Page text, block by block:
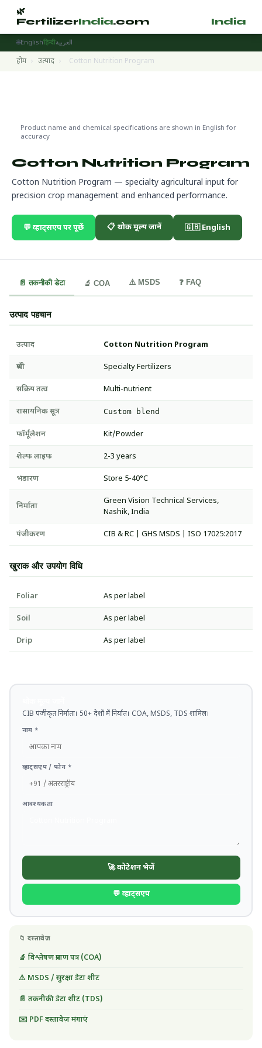
🌿
FertilizerIndia.com India
🌐Englishहिन्दीالعربية
होम › उत्पाद › Cotton Nutrition Program
Product name and chemical specifications are shown in English for
accuracy
Cotton Nutrition Program
Cotton Nutrition Program — specialty agricultural input for
precision crop management and enhanced performance.
💬 व्हाट्सएप पर पूछें 📋 थोक मूल्य जानें 🇬🇧 English
📄 तकनीकी डेटा 🔬 COA ⚠️ MSDS ❓ FAQ
उत्पाद पहचान
उत्पाद Cotton Nutrition Program
श्रेणी Specialty Fertilizers
सक्रिय तत्व Multi-nutrient
रासायनिक सूत्र Custom blend
फॉर्मूलेशन Kit/Powder
शेल्फ लाइफ 2-3 years
भंडारण Store 5-40°C
निर्माता
Green Vision Technical Services,
Nashik, India
पंजीकरण CIB & RC | GHS MSDS | ISO 17025:2017
खुराक और उपयोग विधि
Foliar As per label
Soil As per label
Drip As per label
CIB पंजीकृत निर्माता। 50+ देशों में निर्यात। COA, MSDS, TDS शामिल।
नाम *
व्हाट्सएप / फोन *
आवश्यकता
🚀 कोटेशन भेजें
💬 व्हाट्सएप
📁 दस्तावेज़
🔬 विश्लेषण प्रमाण पत्र (COA)
⚠️ MSDS / सुरक्षा डेटा शीट
📄 तकनीकी डेटा शीट (TDS)
✉️ PDF दस्तावेज़ मंगाएं